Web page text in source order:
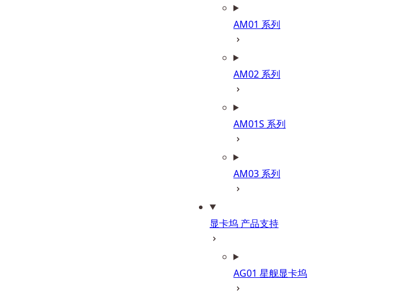
AM01 系列
AM02 系列
AM01S 系列
AM03 系列
显卡坞 产品支持
AG01 星舰显卡坞